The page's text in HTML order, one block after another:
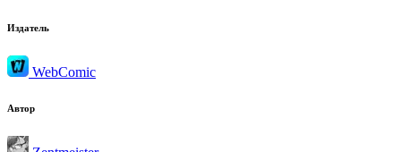
Издатель
WebComic
Автор